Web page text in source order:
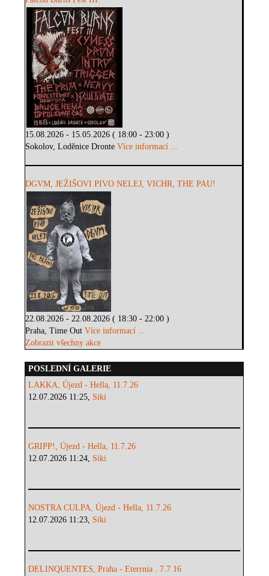
15.08.2026 - 15.05.2026 ( 18:00 - 23:00 )
Sokolov, Loděnice DronteVíce informací ...
DGVM, JEŽIŠOVI PIVO NELEJ, VICHR, THE PAU!
22.08.2026 - 22.08.2026 ( 18:30 - 22:00 )
Praha, Time OutVíce informací ...
Zobrazit všechny akce
POSLEDNÍ GALERIE
LAKKA, Újezd - Hella, 11.7.26
12.07.2026 11:25, Siki
GRIPP!, Újezd - Hella, 11.7.26
12.07.2026 11:24, Siki
NOSTRA CULPA, Újezd - Hella, 11.7.26
12.07.2026 11:23, Siki
DELINQUENTES, Praha - Eterrnia . 7.7.16